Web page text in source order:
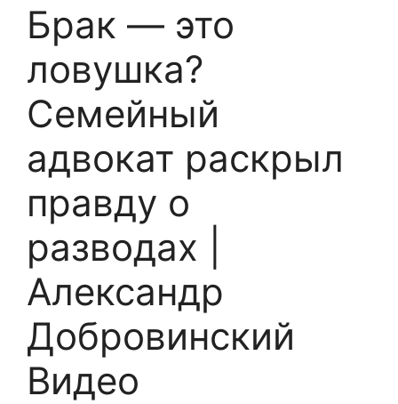
Брак — это
ловушка?
Семейный
адвокат раскрыл
правду о
разводах |
Александр
Добровинский
Видео